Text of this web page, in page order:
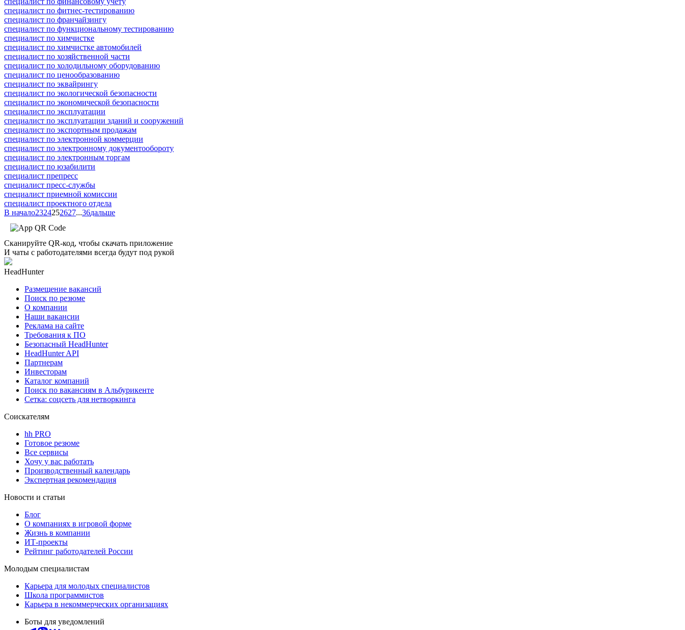
специалист по фитнес-тестированию
специалист по франчайзингу
специалист по функциональному тестированию
специалист по химчистке
специалист по химчистке автомобилей
специалист по хозяйственной части
специалист по холодильному оборудованию
специалист по ценообразованию
специалист по эквайрингу
специалист по экологической безопасности
специалист по экономической безопасности
специалист по эксплуатации
специалист по эксплуатации зданий и сооружений
специалист по экспортным продажам
специалист по электронной коммерции
специалист по электронному документообороту
специалист по электронным торгам
специалист по юзабилити
специалист препресс
специалист пресс-службы
специалист приемной комиссии
специалист проектного отдела
В начало2324252627...36дальше
Сканируйте QR-код, чтобы скачать приложение
И чаты с работодателями всегда будут под рукой
HeadHunter
Размещение вакансий
Поиск по резюме
О компании
Наши вакансии
Реклама на сайте
Требования к ПО
Безопасный HeadHunter
HeadHunter API
Партнерам
Инвесторам
Каталог компаний
Поиск по вакансиям в Альбурикенте
Сетка: соцсеть для нетворкинга
Соискателям
hh PRO
Готовое резюме
Все сервисы
Хочу у вас работать
Производственный календарь
Экспертная рекомендация
Новости и статьи
Блог
О компаниях в игровой форме
Жизнь в компании
ИТ-проекты
Рейтинг работодателей России
Молодым специалистам
Карьера для молодых специалистов
Школа программистов
Карьера в некоммерческих организациях
Боты для уведомлений